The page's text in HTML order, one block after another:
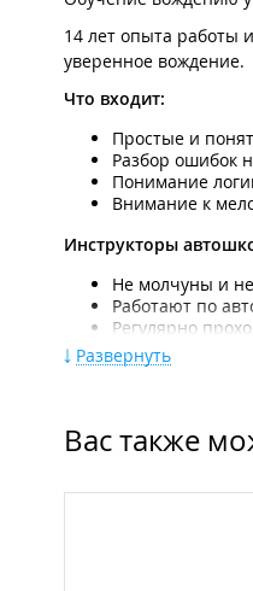
14 лет опыта работы
уверенное вождение.
Что входит:
Простые и
Разбор ошибок
Понимание
Внимание к
Инструкторы
Не молчуны и
Работают по
Регулярно
Спокойные,
Любой уровень
Полное
Чистые,
Развернуть
Вас также